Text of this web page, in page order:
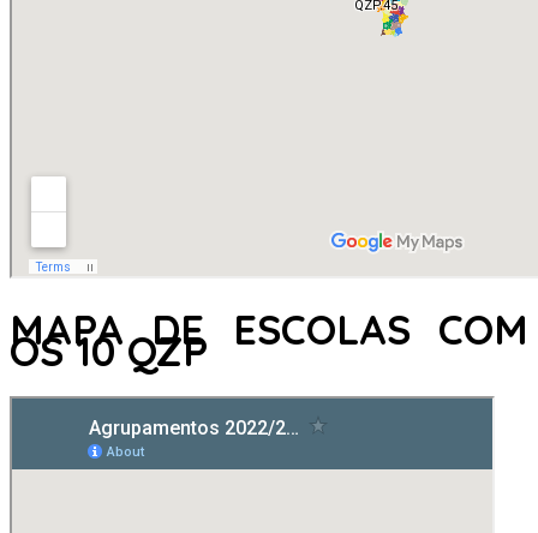
MAPA DE ESCOLAS COM
OS 10 QZP